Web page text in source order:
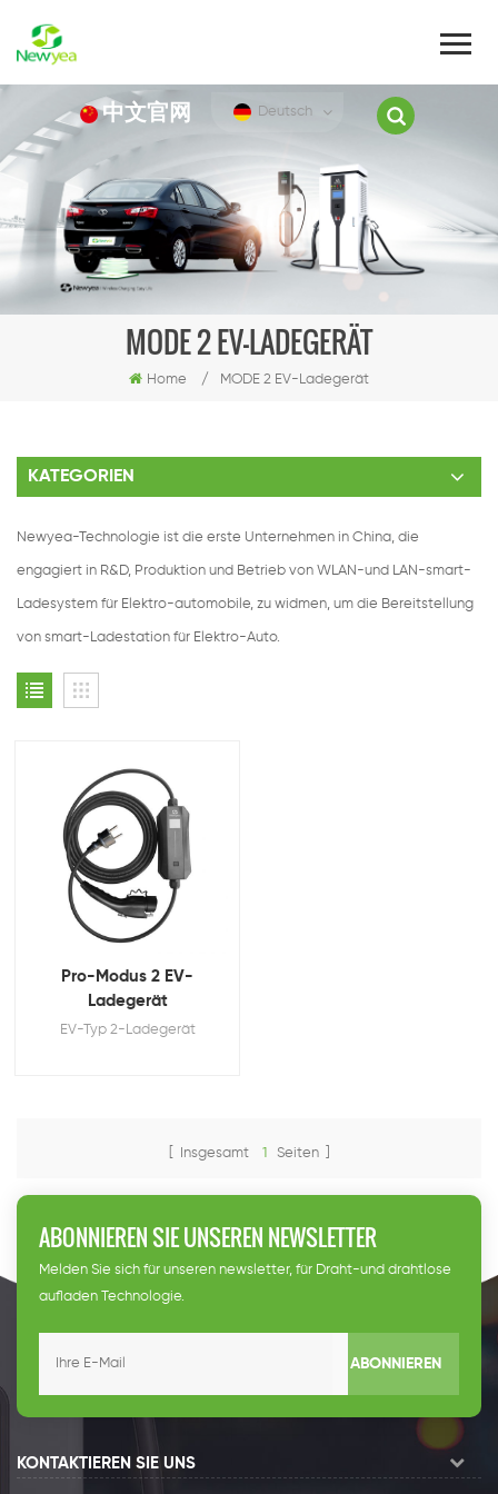
中文官网 Deutsch
MODE 2 EV-LADEGERÄT
Home / MODE 2 EV-Ladegerät
KATEGORIEN
Newyea-Technologie ist die erste Unternehmen in China, die
engagiert in R&D, Produktion und Betrieb von WLAN-und LAN-smart-
Ladesystem für Elektro-automobile, zu widmen, um die Bereitstellung
von smart-Ladestation für Elektro-Auto.
Pro-Modus 2 EV-
Ladegerät
EV-Typ 2-Ladegerät
[ Insgesamt 1 Seiten ]
ABONNIEREN SIE UNSEREN NEWSLETTER
Melden Sie sich für unseren newsletter, für Draht-und drahtlose
aufladen Technologie.
ABONNIEREN
KONTAKTIEREN SIE UNS